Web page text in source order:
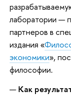
лаборатории —
партнеров в
издания «
экономики»,
философии.
— Как